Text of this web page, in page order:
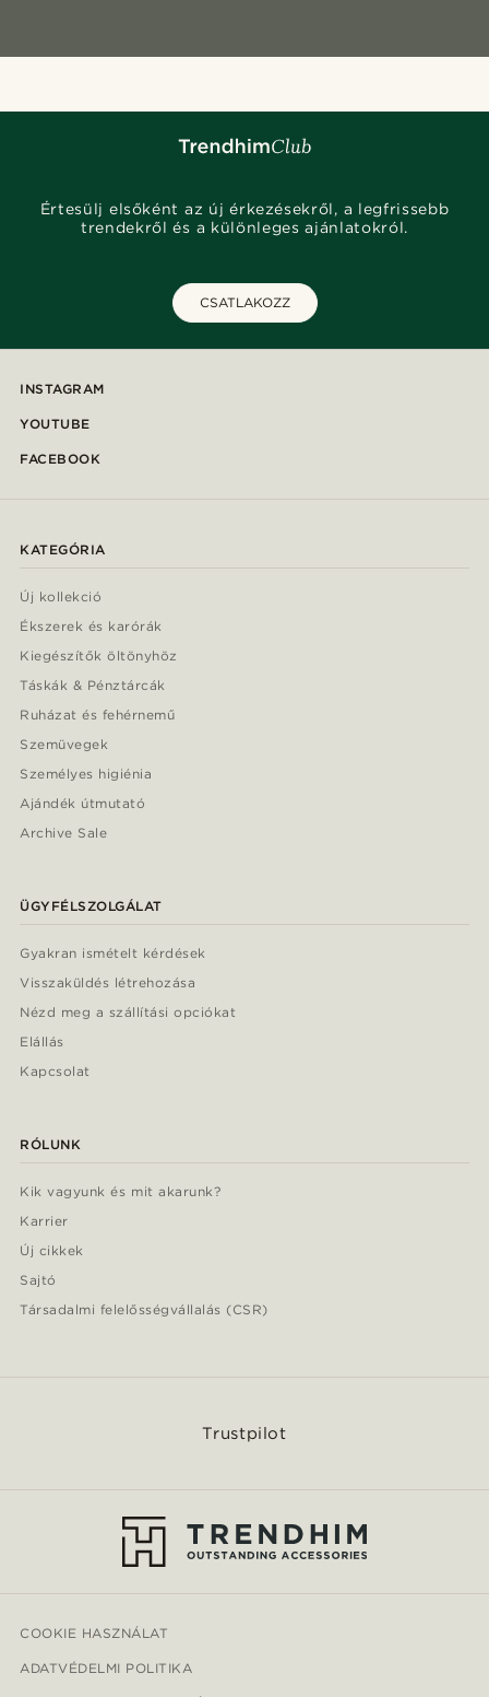
Értesülj elsőként az új érkezésekről, a legfrissebb
trendekről és a különleges ajánlatokról.
CSATLAKOZZ
INSTAGRAM
YOUTUBE
FACEBOOK
KATEGÓRIA
Új kollekció
Ékszerek és karórák
Kiegészítők öltönyhöz
Táskák & Pénztárcák
Ruházat és fehérnemű
Szemüvegek
Személyes higiénia
Ajándék útmutató
Archive Sale
ÜGYFÉLSZOLGÁLAT
Gyakran ismételt kérdések
Visszaküldés létrehozása
Nézd meg a szállítási opciókat
Elállás
Kapcsolat
RÓLUNK
Kik vagyunk és mit akarunk?
Karrier
Új cikkek
Sajtó
Társadalmi felelősségvállalás (CSR)
Trustpilot
COOKIE HASZNÁLAT
ADATVÉDELMI POLITIKA